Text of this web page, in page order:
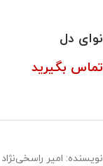
نوای دل
تماس بگیرید
نویسنده: امیر راسخی‌نژاد